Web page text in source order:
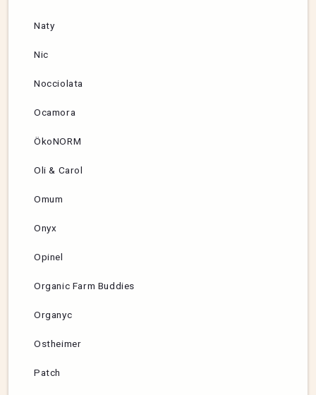
Naty
Nic
Nocciolata
Ocamora
ÖkoNORM
Oli & Carol
Omum
Onyx
Opinel
Organic Farm Buddies
Organyc
Ostheimer
Patch